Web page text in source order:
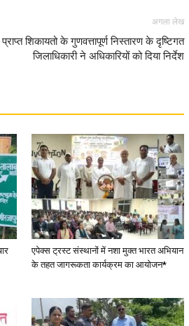
अगला लेख
प्राप्त शिकायतो के गुणवत्तापूर्ण निस्तारण के दृष्टिगत
जिलाधिकारी ने अधिकारियों को दिया निर्देश
एपेक्स ट्रस्ट संस्थानों में नशा मुक्त भारत अभियान
के तहत जागरूकता कार्यक्रम का आयोजन*